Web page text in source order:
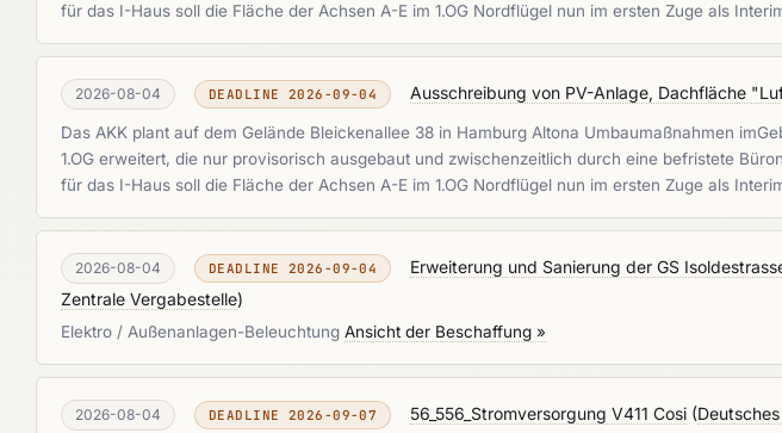
für das I-Haus soll die Fläche der Achsen A-E im 1.OG Nordflügel nun im ersten Zuge als
2026-08-04 DEADLINE 2026-09-04 Ausschreibung von PV-Anlage, Dachfläche
Das AKK plant auf dem Gelände Bleickenallee 38 in Hamburg Altona Umbaumaßnahmen
1.OG erweitert, die nur provisorisch ausgebaut und zwischenzeitlich durch eine befristete
für das I-Haus soll die Fläche der Achsen A-E im 1.OG Nordflügel nun im ersten Zuge als
2026-08-04 DEADLINE 2026-09-04 Erweiterung und Sanierung der GS
Zentrale Vergabestelle)
Elektro / Außenanlagen-Beleuchtung Ansicht der Beschaffung »
2026-08-04 DEADLINE 2026-09-07 56_556_Stromversorgung V411 Cosi (